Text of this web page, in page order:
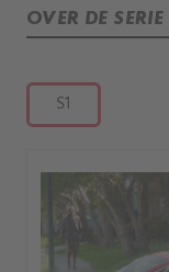
OVER DE SERIE
S1